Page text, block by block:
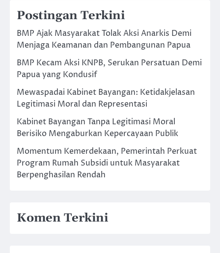
Postingan Terkini
BMP Ajak Masyarakat Tolak Aksi Anarkis Demi
Menjaga Keamanan dan Pembangunan Papua
BMP Kecam Aksi KNPB, Serukan Persatuan Demi
Papua yang Kondusif
Mewaspadai Kabinet Bayangan: Ketidakjelasan
Legitimasi Moral dan Representasi
Kabinet Bayangan Tanpa Legitimasi Moral
Berisiko Mengaburkan Kepercayaan Publik
Momentum Kemerdekaan, Pemerintah Perkuat
Program Rumah Subsidi untuk Masyarakat
Berpenghasilan Rendah
Komen Terkini